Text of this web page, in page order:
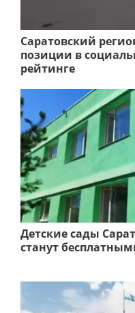
Саратовский
позиции в
рейтинге
Детские сады
станут